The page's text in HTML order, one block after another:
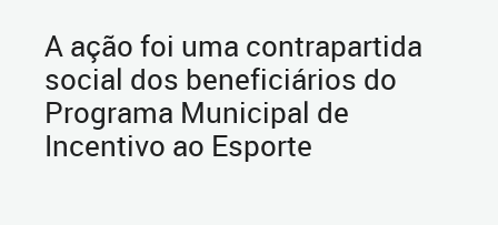
A ação foi uma contrapartida
social dos beneficiários do
Programa Municipal de
Incentivo ao Esporte